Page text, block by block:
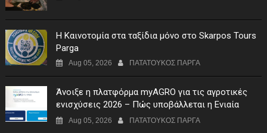
Η Καινοτομία στα ταξίδια μόνο στο Skarpos Tours
Parga
Aug 05, 2026 ΠΑΤΑΤΟΥΚΟΣ ΠΑΡΓΑ
Άνοιξε η πλατφόρμα myAGRO για τις αγροτικές
ενισχύσεις 2026 – Πώς υποβάλλεται η Ενιαία
Αίτηση Ενίσχυσης
Aug 05, 2026 ΠΑΤΑΤΟΥΚΟΣ ΠΑΡΓΑ